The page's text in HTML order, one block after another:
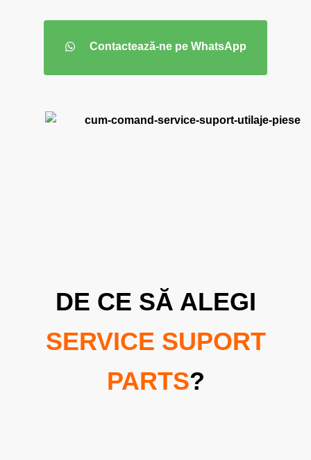
Contactează-ne pe WhatsApp
DE CE SĂ ALEGI
SERVICE SUPORT
PARTS?